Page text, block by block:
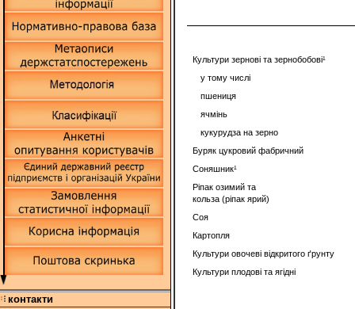
контакти
Культури зернові та зернобобові¹
у тому числі
пшениця
ячмінь
кукурудза на зерно
Буряк цукровий фабричний
Соняшник¹
Ріпак озимий та
кольза (ріпак ярий)
Соя
Картопля
Культури овочеві відкритого ґрунту
Культури плодові та ягідні